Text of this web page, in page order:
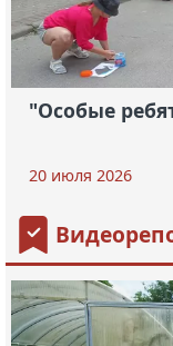
"Особые
20 июля 2026